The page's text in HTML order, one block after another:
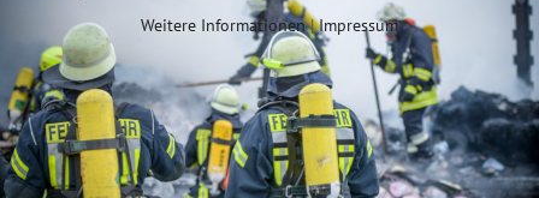
Weitere Informationen|Impressum